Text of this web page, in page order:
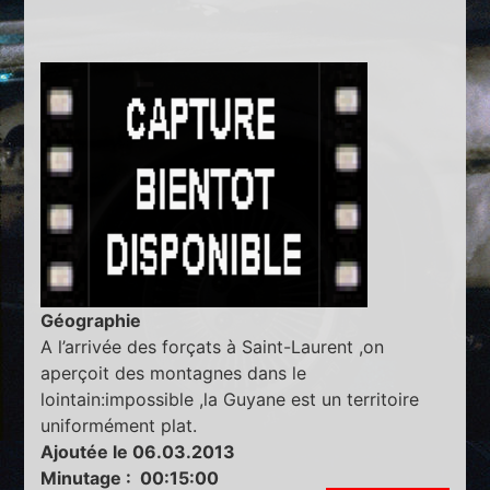
Géographie
A l’arrivée des forçats à Saint-Laurent ,on
aperçoit des montagnes dans le
lointain:impossible ,la Guyane est un territoire
uniformément plat.
Ajoutée le 06.03.2013
Minutage : 00:15:00